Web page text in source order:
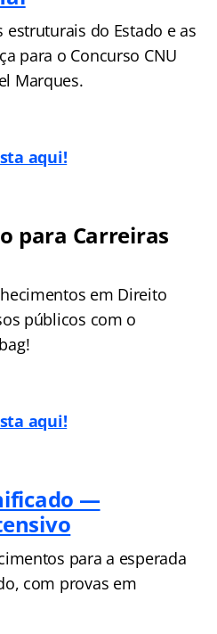
do Estado e as
para o Concurso CNU
Marques.
aqui!
para Carreiras
em Direito
públicos com o
aqui!
—
para a esperada
com provas em